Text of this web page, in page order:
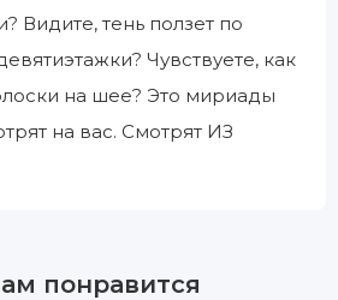
Видите, тень ползет по
Чувствуете, как
на шее? Это мириады
на вас. Смотрят ИЗ
понравится